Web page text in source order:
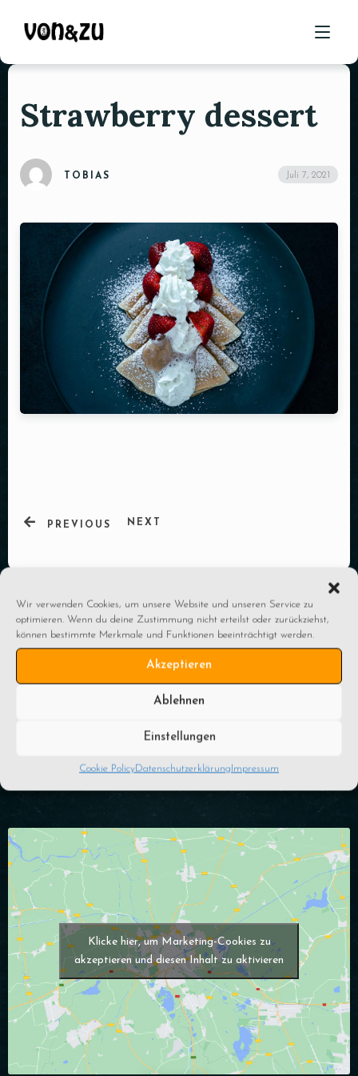
Wir verwenden Cookies, um unsere Website und unseren Service zu
optimieren. Wenn du deine Zustimmung nicht erteilst oder zurückziehst,
können bestimmte Merkmale und Funktionen beeinträchtigt werden.
Akzeptieren
Ablehnen
Einstellungen
Cookie PolicyDatenschutzerklärungImpressum
ÜBER UNS
BRUNCH
SPEISEN
CATERING
RESERVIEREN
KONTAKT
Strawberry dessert
TOBIAS Juli 7, 2021
PREVIOUS NEXT
Öffnungszeiten
Klicke hier, um Marketing-Cookies zu
akzeptieren und diesen Inhalt zu aktivieren